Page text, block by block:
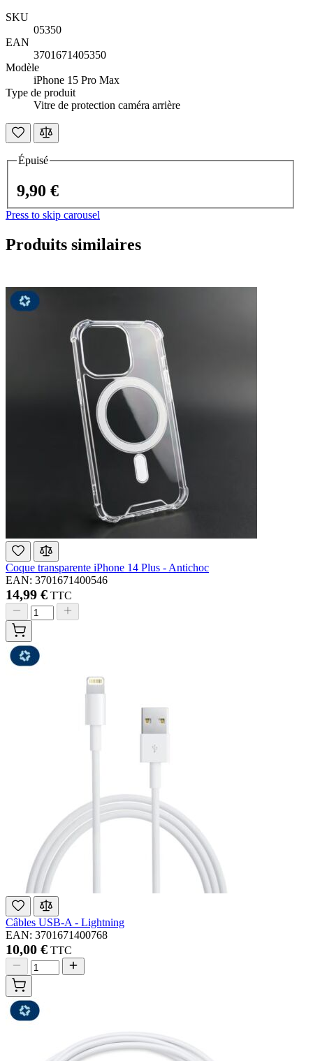
SKU
05350
EAN
3701671405350
Modèle
iPhone 15 Pro Max
Type de produit
Vitre de protection caméra arrière
Épuisé
9,90 €
Press to skip carousel
Produits similaires
Coque transparente iPhone 14 Plus - Antichoc
EAN: 3701671400546
14,99 € TTC
Câbles USB-A - Lightning
EAN: 3701671400768
10,00 € TTC